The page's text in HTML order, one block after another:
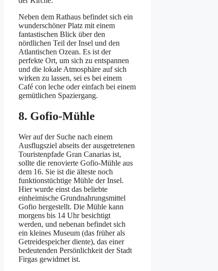
Neben dem Rathaus befindet sich ein
wunderschöner Platz mit einem
fantastischen Blick über den
nördlichen Teil der Insel und den
Atlantischen Ozean. Es ist der
perfekte Ort, um sich zu entspannen
und die lokale Atmosphäre auf sich
wirken zu lassen, sei es bei einem
Café con leche oder einfach bei einem
gemütlichen Spaziergang.
8. Gofio-Mühle
Wer auf der Suche nach einem
Ausflugsziel abseits der ausgetretenen
Touristenpfade Gran Canarias ist,
sollte die renovierte Gofio-Mühle aus
dem 16. Sie ist die älteste noch
funktionstüchtige Mühle der Insel.
Hier wurde einst das beliebte
einheimische Grundnahrungsmittel
Gofio hergestellt. Die Mühle kann
morgens bis 14 Uhr besichtigt
werden, und nebenan befindet sich
ein kleines Museum (das früher als
Getreidespeicher diente), das einer
bedeutenden Persönlichkeit der Stadt
Firgas gewidmet ist.